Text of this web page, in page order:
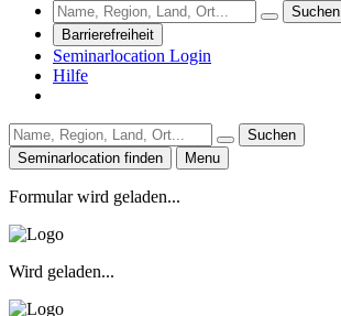
Suchen
Barrierefreiheit
Seminarlocation Login
Hilfe
Suchen
Seminarlocation finden
Menu
Formular wird geladen...
Wird geladen...